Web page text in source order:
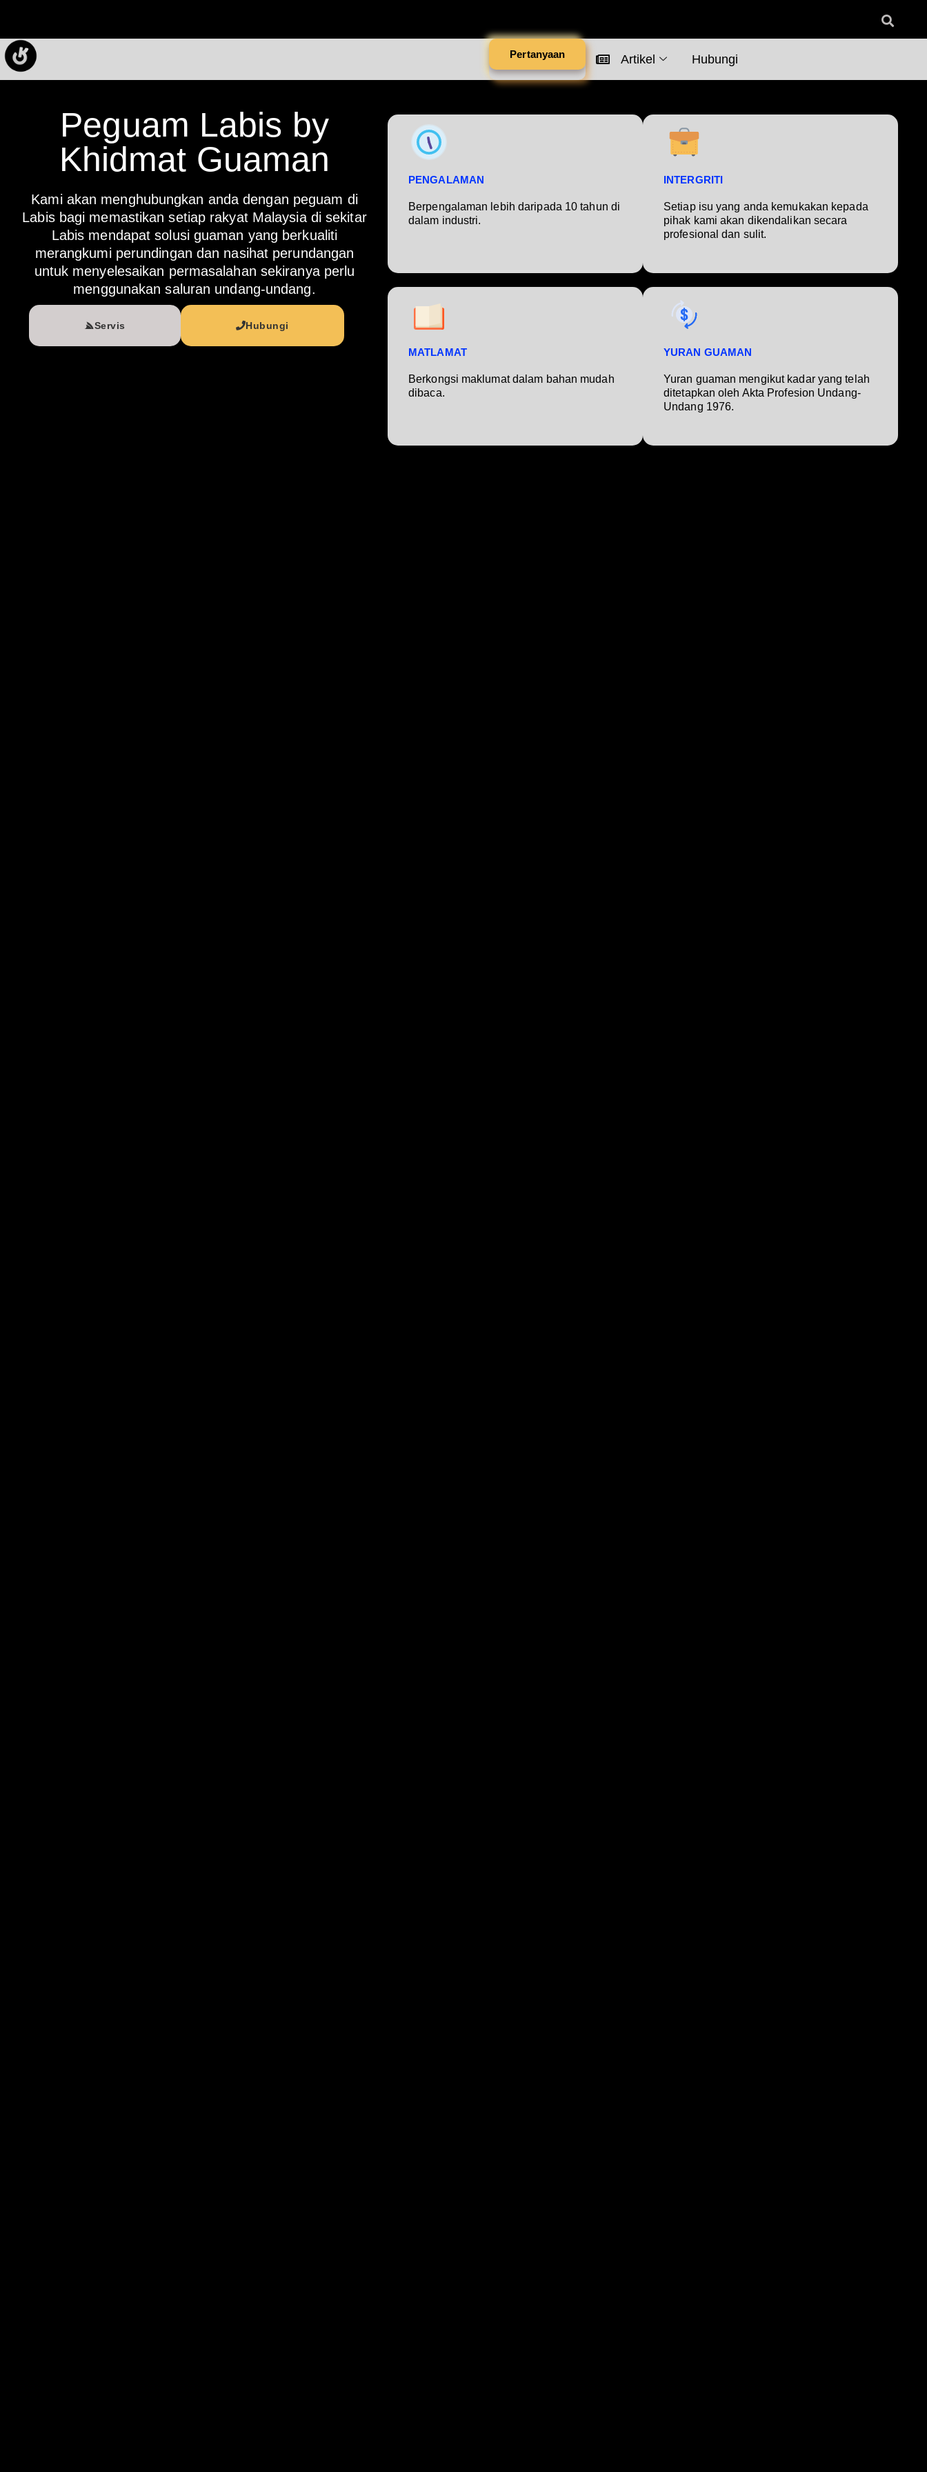
Pertanyaan Artikel Hubungi
Peguam Labis by
Khidmat Guaman
Kami akan menghubungkan anda dengan peguam di
Labis bagi memastikan setiap rakyat Malaysia di sekitar
Labis mendapat solusi guaman yang berkualiti
merangkumi perundingan dan nasihat perundangan
untuk menyelesaikan permasalahan sekiranya perlu
menggunakan saluran undang-undang.
Servis Hubungi
PENGALAMAN
Berpengalaman lebih daripada 10 tahun di
dalam industri.
INTERGRITI
Setiap isu yang anda kemukakan kepada
pihak kami akan dikendalikan secara
profesional dan sulit.
MATLAMAT
Berkongsi maklumat dalam bahan mudah
dibaca.
YURAN GUAMAN
Yuran guaman mengikut kadar yang telah
ditetapkan oleh Akta Profesion Undang-
Undang 1976.